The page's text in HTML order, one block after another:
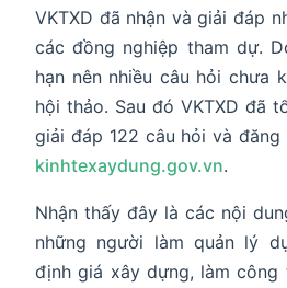
VKTXD đã nhận và giải đáp
các đồng nghiệp tham dự.
hạn nên nhiều câu hỏi chưa
hội thảo. Sau đó VKTXD đã
giải đáp 122 câu hỏi và
kinhtexaydung.gov.vn.
Nhận thấy đây là các nội
những người làm quản lý
định giá xây dựng, làm công